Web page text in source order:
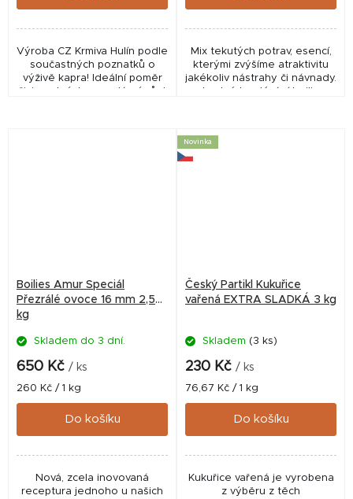
Výroba CZ Krmiva Hulín podle
součastných poznatků o
výživě kapra! Ideální poměr
Mix tekutých potrav, esencí,
kterými zvýšíme atraktivitu
jakékoliv nástrahy či návnady.
Boilies Amur Speciál
Přezrálé ovoce 16 mm 2,5
kg
Skladem do 3 dní.
650 Kč / ks
Měrná
cena:
260 Kč / 1 kg
Do košíku
Nová, zcela inovovaná
receptura jednoho u našich
Novinka
Český Partikl Kukuřice
vařená EXTRA SLADKÁ 3 kg
Skladem (3 ks)
230 Kč / ks
Měrná
cena:
76,67 Kč / 1 kg
Do košíku
Kukuřice vařená je vyrobena
z výběru z těch